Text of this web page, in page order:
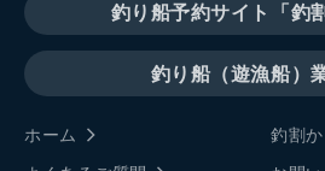
釣り船予約サイト「釣
釣り船（遊漁船）
ホーム
釣割